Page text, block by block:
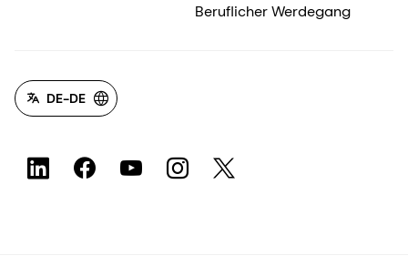
Beruflicher Werdegang
DE-DE